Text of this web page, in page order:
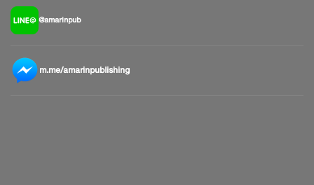
@amarinpub
m.me/amarinpublishing